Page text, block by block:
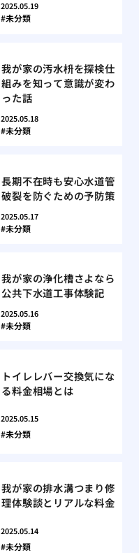
2025.05.19
未分類
我が家の汚水枡を探検仕
組みを知って意識が変わ
った話
2025.05.18
未分類
長期不在時も安心水道管
破裂を防ぐための予防策
2025.05.17
未分類
我が家の浄化槽さよなら
公共下水道工事体験記
2025.05.16
未分類
トイレレバー交換気にな
る料金相場とは
2025.05.15
未分類
我が家の排水溝つまり修
理体験談とリアルな料金
2025.05.14
未分類